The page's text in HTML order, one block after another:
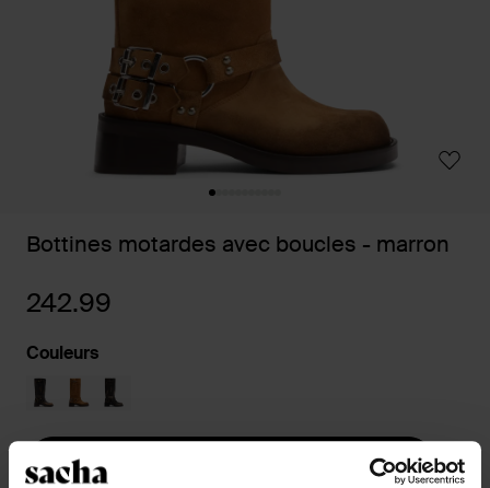
Bottines motardes avec boucles - marron
242.99
Couleurs
Sélectionnez votre taille